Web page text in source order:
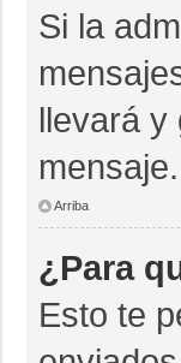
Si la
llevará y
mensaje.
Arriba
¿Para
Esto te